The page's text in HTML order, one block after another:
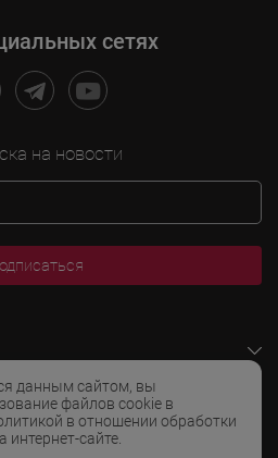
данным сайтом, вы
файлов cookie в
в отношении обработки
сайте.
сетях
на новости